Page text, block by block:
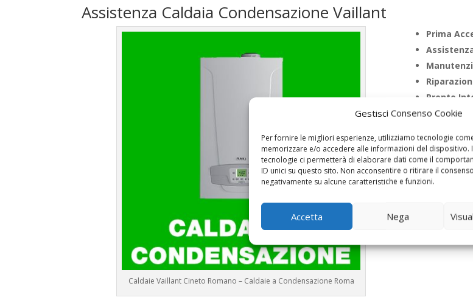
Gestisci Consenso Cookie
Per fornire le migliori esperienze, utilizziamo tecnologie
memorizzare e/o accedere alle informazioni del dispositivo.
tecnologie ci permetterà di elaborare dati come il
ID unici su questo sito. Non acconsentire o ritirare il
negativamente su alcune caratteristiche e funzioni.
Accetta Nega
Assistenza Caldaia Condensazione Vaillant
Caldaie Vaillant Cineto Romano – Caldaie a Condensazione Roma
Prima
Pronto
Controllo
Bollino Blu
Vendita